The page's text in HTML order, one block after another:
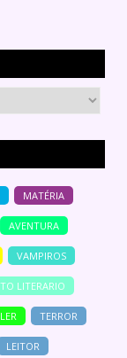
MATÉRIA
AVENTURA
VAMPIROS
LITERARIO
LER TERROR
LEITOR